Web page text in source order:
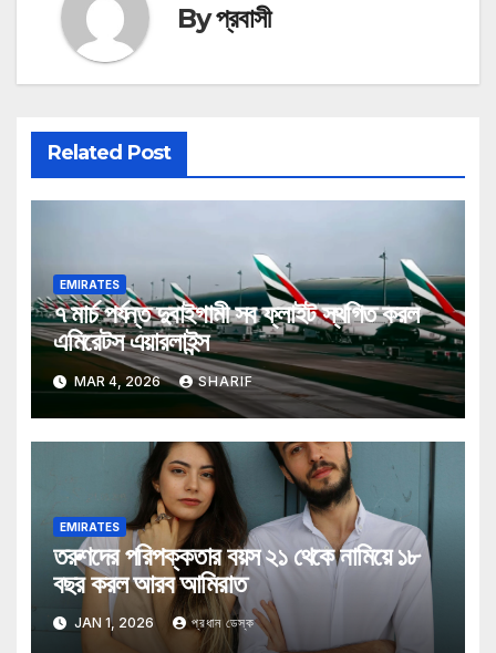
Byপ্রবাসী
Related Post
EMIRATES
৭ মার্চ পর্যন্ত দুবাইগামী সব ফ্লাইট স্থগিত করল
এমিরেটস এয়ারলাইন্স
MAR 4, 2026 SHARIF
EMIRATES
তরুণদের পরিপক্কতার বয়স ২১ থেকে নামিয়ে ১৮
বছর করল আরব আমিরাত
JAN 1, 2026 প্রধান ডেস্ক